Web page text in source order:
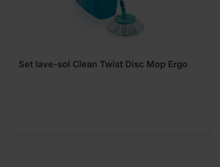
Set lave-sol Clean Twist Disc Mop Ergo